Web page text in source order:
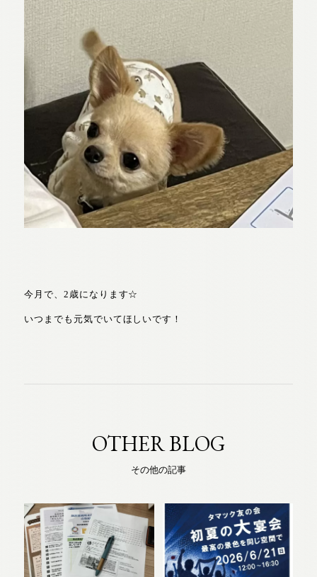
今月で、2歳になります☆
いつまでも元気でいてほしいです！
OTHER BLOG
その他の記事